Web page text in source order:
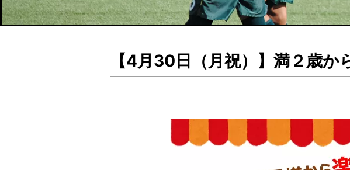
【4月30日（月祝）】満２歳